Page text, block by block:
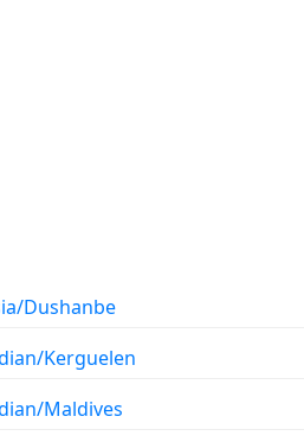
Dushanbe
Kerguelen
Maldives